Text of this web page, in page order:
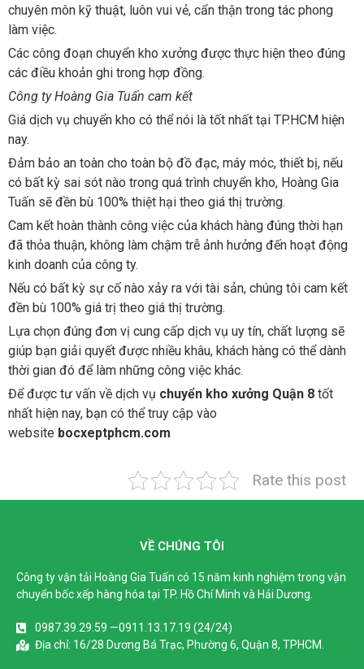
chuyên môn kỹ thuật, luôn vui vẻ, cẩn thận trong tác phong
làm việc.
Các công đoạn chuyển kho xưởng được thực hiện theo đúng
các điều khoản ghi trong hợp đồng.
Công ty Hoàng Gia Tuấn cam kết
Giá dịch vụ chuyển kho có thể nói là tốt nhất tại TP.HCM hiện
nay.
Đảm bảo an toàn cho toàn bộ đồ đạc, máy móc, thiết bị, nếu
có bất kỳ sai sót nào trong quá trình chuyển kho, Hoàng Gia
Tuấn sẽ đền bù 100% thiệt hại theo giá thị trường.
Cam kết hoàn thành công việc của khách hàng đúng thời hạn
đã thỏa thuận, không làm chậm trễ ảnh hưởng đến hoạt động
kinh doanh của công ty.
Nếu có bất kỳ sự cố nào xảy ra với tài sản, chúng tôi cam kết
đền bù 100% giá trị theo giá thị trường.
Lựa chọn đúng đơn vị cung cấp dịch vụ uy tín, chất lượng sẽ
giúp bạn giải quyết được nhiều khâu, khách hàng có thể dành
thời gian đó để làm những công việc khác.
Để được tư vấn về dịch vụ chuyển kho xưởng Quận 8 tốt
nhất hiện nay, bạn có thể truy cập vào
website bocxeptphcm.com
Rate this post
VỀ CHÚNG TÔI
Công ty vận tải Hoàng Gia Tuấn có 15 năm kinh nghiệm trong vận
chuyển bốc xếp hàng hóa tại TP. Hồ Chí Minh và Hải Dương.
0987.39.29.59 —0911.13.17.19 (24/24)
Địa chỉ: 16/28 Dương Bá Trạc, Phường 6, Quận 8, TPHCM.